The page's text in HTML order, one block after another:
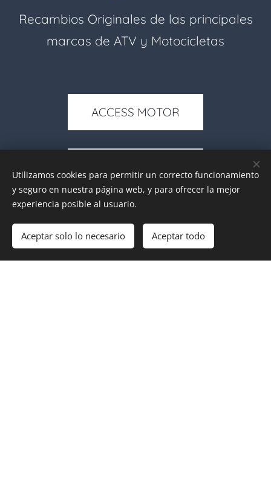
Recambios Originales de las principales
marcas de ATV y Motocicletas
ACCESS MOTOR
MITT
Utilizamos cookies para permitir un correcto funcionamiento
y seguro en nuestra página web, y para ofrecer la mejor
experiencia posible al usuario.
Aceptar solo lo necesario Aceptar todo